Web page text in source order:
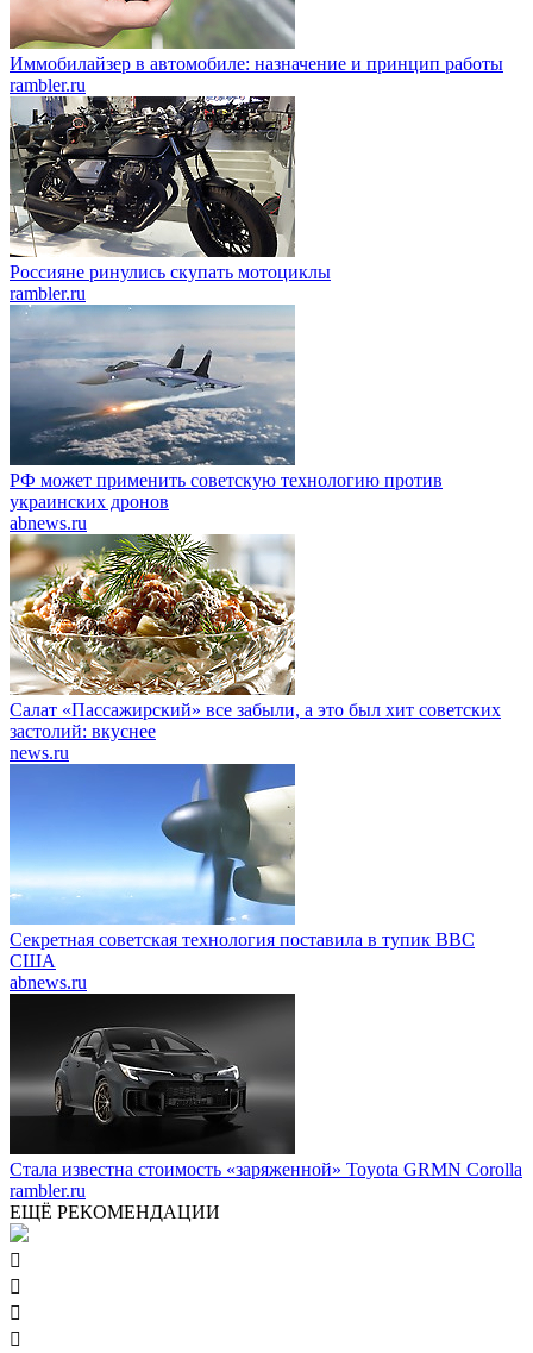
Иммобилайзер в автомобиле: назначение и принцип работы
rambler.ru
Россияне ринулись скупать мотоциклы
rambler.ru
РФ может применить советскую технологию против
украинских дронов
abnews.ru
Салат «Пассажирский» все забыли, а это был хит советских
застолий: вкуснее
news.ru
Секретная советская технология поставила в тупик ВВС
США
abnews.ru
Стала известна стоимость «заряженной» Toyota GRMN Corolla
rambler.ru
ЕЩЁ РЕКОМЕНДАЦИИ



